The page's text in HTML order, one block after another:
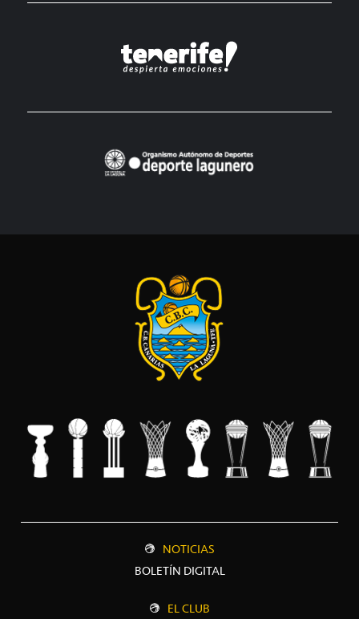
NOTICIAS
BOLETÍN DIGITAL
EL CLUB